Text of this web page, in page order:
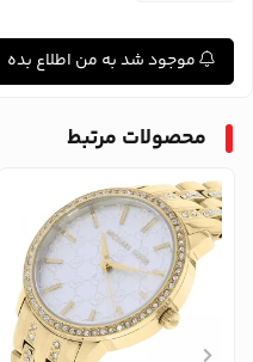
موجود شد به من اطلاع بده
محصولات مرتبط